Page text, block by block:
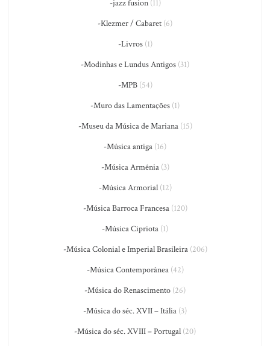
-jazz fusion(11)
-Klezmer / Cabaret (6)
-Livros(1)
-Modinhas e Lundus Antigos (31)
-MPB(54)
-Muro das Lamentações (1)
-Museu da Música de Mariana(15)
-Música antiga (16)
-Música Armênia(3)
-Música Armorial(12)
-Música Barroca Francesa(120)
-Música Cipriota (1)
-Música Colonial e Imperial Brasileira(206)
-Música Contemporânea(42)
-Música do Renascimento (26)
-Música do séc. XVII – Itália (3)
-Música do séc. XVIII – Portugal (20)